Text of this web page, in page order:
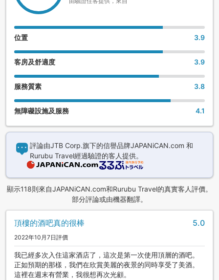
位置 3.9
客房及舒適度 3.9
服務質素 3.8
無障礙設施及服務 4.1
評論由JTB Corp.旗下的信譽品牌JAPANiCAN.com 和
Rurubu Travel經過驗證的客人提供。
顯示118則來自JAPANiCAN.com和Rurubu Travel的真實客人評價。
部分評論或由機器翻譯。
頂樓的酒吧真的很棒 5.0
2022年10月7日評價
我已經多次入住這家酒店了，這次是第一次使用頂層的酒吧。
正如預期的那樣，我們在欣賞美麗的夜景的同時享受了美酒。
這裡在週末有營業，我很想再次光顧。